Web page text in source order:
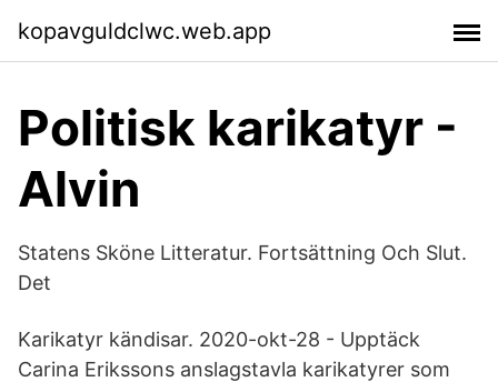
kopavguldclwc.web.app
Politisk karikatyr -
Alvin
Statens Sköne Litteratur. Fortsättning Och Slut.
Det
Karikatyr kändisar. 2020-okt-28 - Upptäck
Carina Erikssons anslagstavla karikatyrer som